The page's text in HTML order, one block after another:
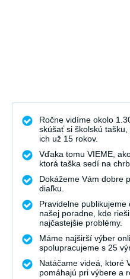
Ročne vidíme okolo
skúšať si školskú
ich už 15 rokov.
Vďaka tomu VIEME,
ktorá taška sedí na
Dokážeme Vám dobre
diaľku.
Pravidelne publikujeme
našej poradne, kde
najčastejšie problémy.
Máme najširší výber
spolupracujeme s 25
Natáčame videá, ktoré
pomáhajú pri výbere a